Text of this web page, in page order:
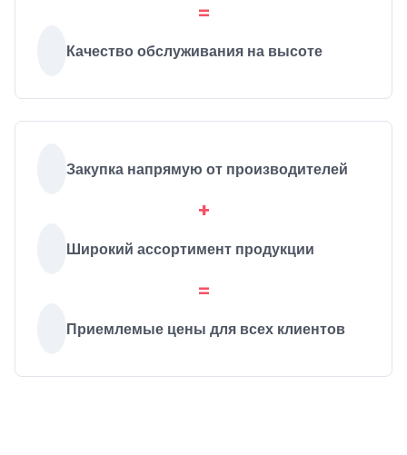
=
Качество обслуживания на высоте
Закупка напрямую от производителей
+
Широкий ассортимент продукции
=
Приемлемые цены для всех клиентов